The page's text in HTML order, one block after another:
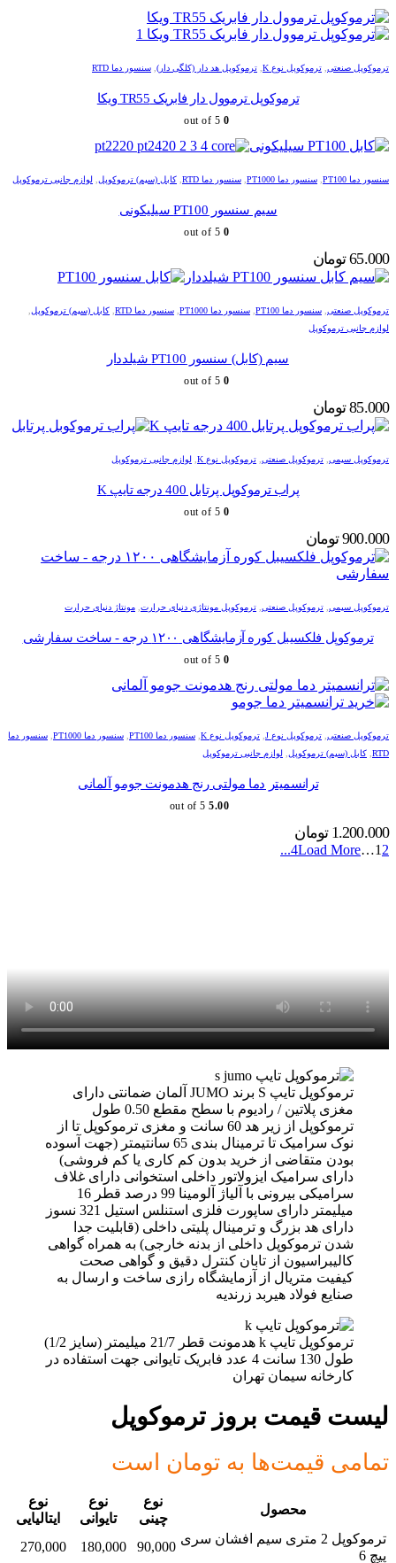
ترموکوپل صنعتی ترموکوپل نوع K ترموکوپل هد دار (کلگی دار) سنسور دما RTD
ترموکوپل ترموول دار فابریک TR55 ویکا
0
سنسور دما PT100 سنسور دما PT1000 سنسور دما RTD کابل (سیم) ترموکوپل لوازم جانبی ترموکوپل
سیم سنسور PT100 سیلیکونی
0
65.000 تومان
ترموکوپل صنعتی سنسور دما PT100 سنسور دما PT1000 سنسور دما RTD کابل (سیم) ترموکوپل
لوازم جانبی ترموکوپل
سیم (کابل) سنسور PT100 شیلددار
0
85.000 تومان
ترموکوپل سیمی ترموکوپل صنعتی ترموکوپل نوع K لوازم جانبی ترموکوپل
پراب ترموکوپل پرتابل 400 درجه تایپ K
0
900.000 تومان
ترموکوپل سیمی ترموکوپل صنعتی ترموکوپل مونتاژی دنیای حرارت مونتاژ دنیای حرارت
ترموکوپل فلکسیبل کوره آزمایشگاهی ۱۲۰۰ درجه - ساخت سفارشی
0
ترموکوپل صنعتی ترموکوپل نوع J ترموکوپل نوع K سنسور دما PT100 سنسور دما PT1000
سنسور دما
RTD کابل (سیم) ترموکوپل لوازم جانبی ترموکوپل
ترانسمیتر دما مولتی رنج هدمونت جومو آلمانی
5.00
1.200.000 تومان
1 2
…
4Load More...
ترموکوپل تایپ S برند JUMO آلمان ضمانتی دارای
مغزی پلاتین / رادیوم با سطح مقطع 0.50 طول
ترموکوپل از زیر هد 60 سانت و مغزی ترموکوپل تا از
نوک سرامیک تا ترمینال بندی 65 سانتیمتر (جهت آسوده
بودن متقاضی از خرید بدون کم کاری یا کم فروشی)
دارای سرامیک ایزولاتور داخلی استخوانی دارای غلاف
سرامیکی بیرونی با آلیاژ آلومینا 99 درصد قطر 16
میلیمتر دارای ساپورت فلزی استنلس استیل 321 نسوز
دارای هد بزرگ و ترمینال پلیتی داخلی (قابلیت جدا
شدن ترموکوپل داخلی از بدنه خارجی) به همراه گواهی
کالیبراسیون از تابان کنترل دقیق و گواهی صحت
کیفیت متریال از آزمایشگاه رازی ساخت و ارسال به
صنایع فولاد هیربد زرندیه
ترموکوپل تایپ k هدمونت قطر 21/7 میلیمتر (سایز 1/2)
طول 130 سانت 4 عدد فابریک تایوانی جهت استفاده در
کارخانه سیمان تهران
لیست قیمت بروز ترموکوپل
تمامی قیمت‌ها به تومان است
محصول
نوع
چینی
نوع
تایوانی
نوع
ایتالیایی
ترموکوپل 2 متری سیم افشان سری
پیچ 6
90,000
180,000
270,000